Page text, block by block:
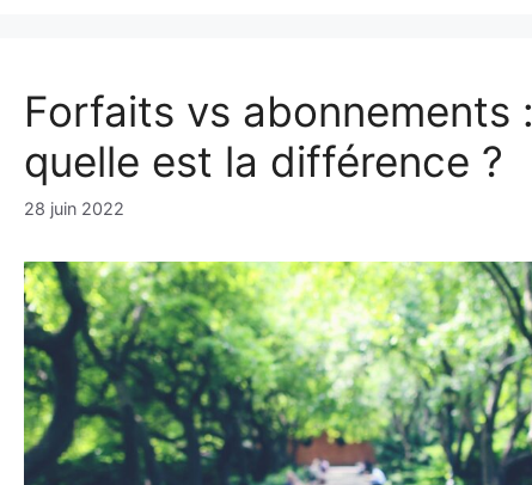
Forfaits vs abonnements :
quelle est la différence ?
28 juin 2022